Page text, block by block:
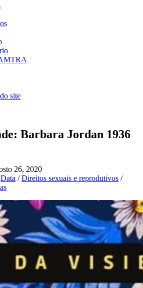
site
Barbara Jordan 1936
26, 2020
Data / Direitos sexuais e reprodutivos /